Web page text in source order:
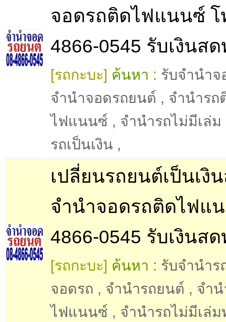
จอดรถติดไฟแนนซ์ โ
4866-0545 รับเงินส
[รถกะบะ] ค้นหา : รับจำนำจ
จำนำจอดรถยนต์ , จำนำรถ
ไฟแนนซ์ , จำนำรถไม่มีเล่ม
รถเป็นเงิน ,
เปลี่ยนรถยนต์เป็นเงิ
จำนำจอดรถติดไฟแ
4866-0545 รับเงินส
[รถกะบะ] ค้นหา : รับจำนำร
จอดรถ , จำนำรถยนต์ , จำ
ไฟแนนซ์ , จำนำรถไม่มีเล่ม